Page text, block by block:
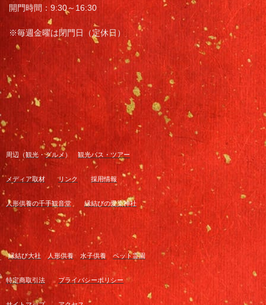
開門時間：9:30～16:30
※毎週金曜は閉門日（定休日）
周辺（観光 ・グルメ ） 観光バス・ツアー
メディア取材 リンク 採用情報
人形供養の千手観音堂 縁結びの愛染神社
縁結び大社 人形供養 水子供養 ペット霊園
特定商取引法 プライバシーポリシー